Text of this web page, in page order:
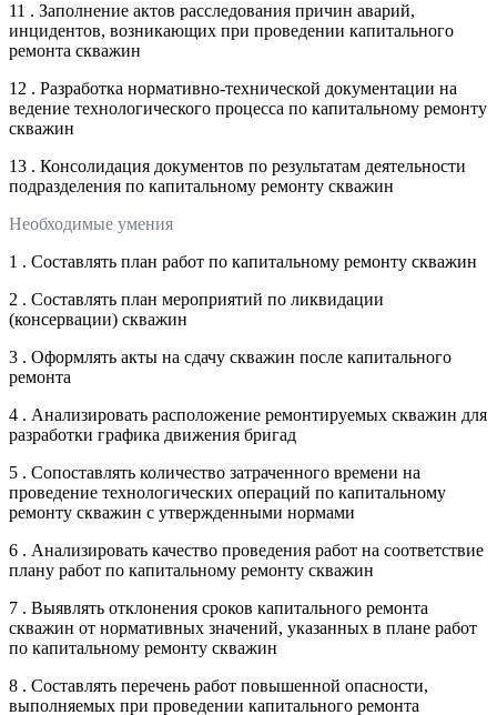
11 . Заполнение актов расследования причин аварий,
инцидентов, возникающих при проведении капитального
ремонта скважин
12 . Разработка нормативно-технической документации на
ведение технологического процесса по капитальному ремонту
скважин
13 . Консолидация документов по результатам деятельности
подразделения по капитальному ремонту скважин
Необходимые умения
1 . Составлять план работ по капитальному ремонту скважин
2 . Составлять план мероприятий по ликвидации
(консервации) скважин
3 . Оформлять акты на сдачу скважин после капитального
ремонта
4 . Анализировать расположение ремонтируемых скважин для
разработки графика движения бригад
5 . Сопоставлять количество затраченного времени на
проведение технологических операций по капитальному
ремонту скважин с утвержденными нормами
6 . Анализировать качество проведения работ на соответствие
плану работ по капитальному ремонту скважин
7 . Выявлять отклонения сроков капитального ремонта
скважин от нормативных значений, указанных в плане работ
по капитальному ремонту скважин
8 . Составлять перечень работ повышенной опасности,
выполняемых при проведении капитального ремонта